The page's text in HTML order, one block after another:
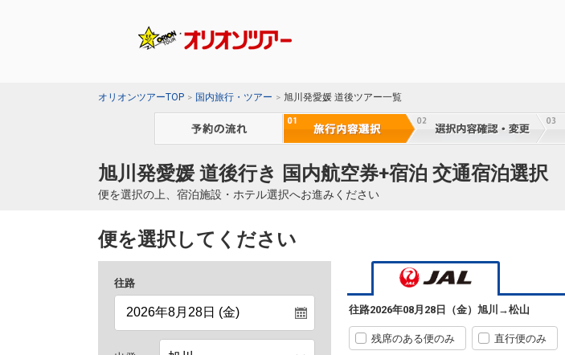
オリオンツアーTOP 国内旅行・ツアー 旭川発愛媛 道後ツアー一覧
旭川発愛媛 道後行き 国内航空券+宿泊 交通宿泊選択
便を選択の上、宿泊施設・ホテル選択へお進みください
便を選択してください
往路
往路2026年08月28日（金） 旭川 →松山
残席のある便のみ 直行便のみ
552便
乗継便あり
旭川
13:35
4
旭川
松山